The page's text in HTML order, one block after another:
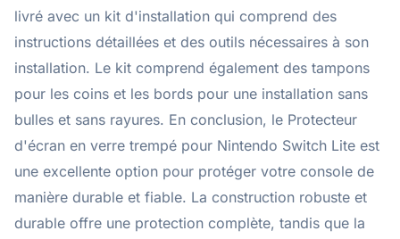
livré avec un kit d'installation qui comprend des
instructions détaillées et des outils nécessaires à son
installation. Le kit comprend également des tampons
pour les coins et les bords pour une installation sans
bulles et sans rayures. En conclusion, le Protecteur
d'écran en verre trempé pour Nintendo Switch Lite est
une excellente option pour protéger votre console de
manière durable et fiable. La construction robuste et
durable offre une protection complète, tandis que la